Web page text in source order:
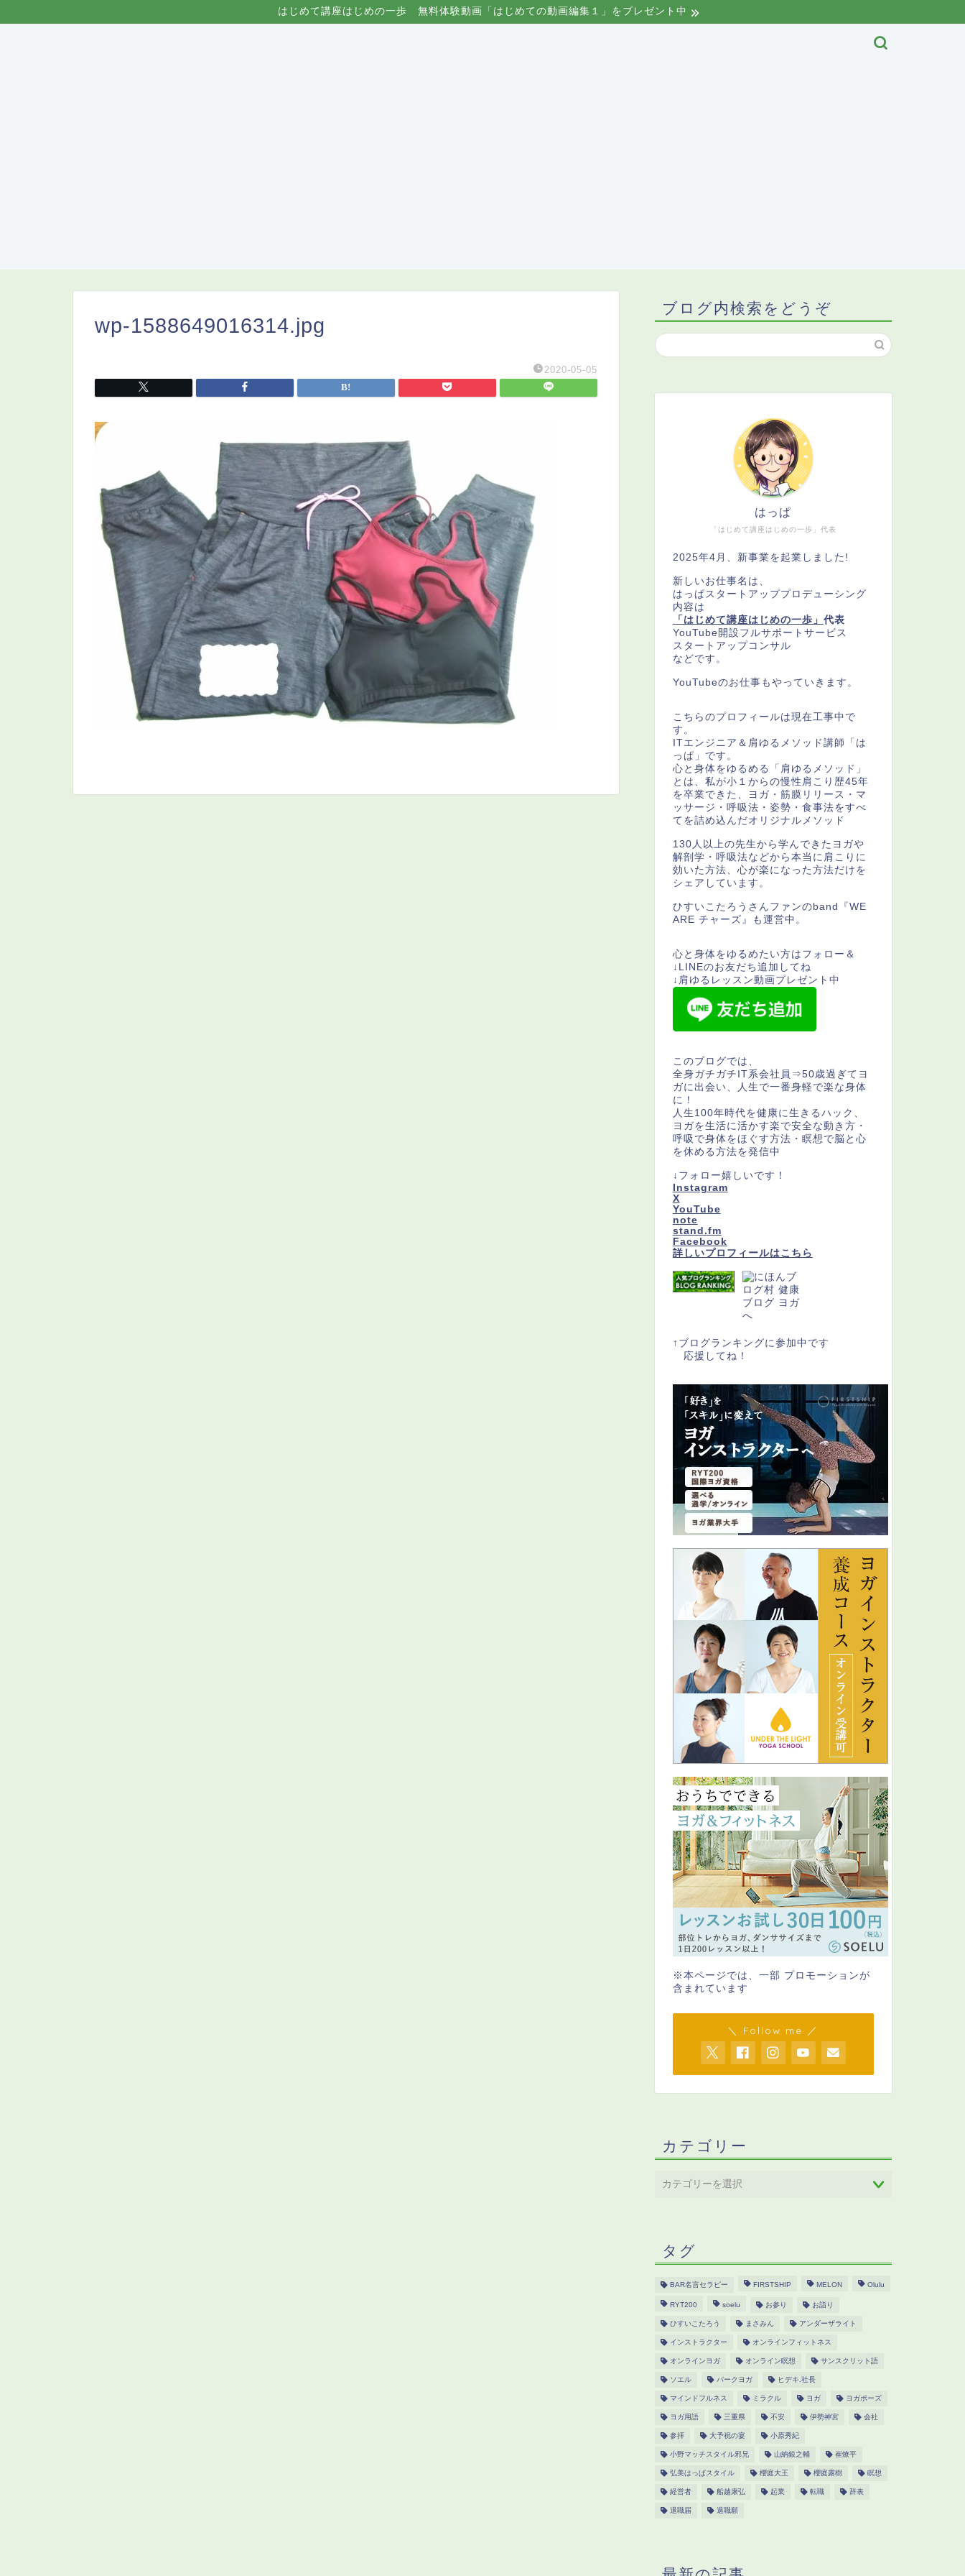
はじめて講座はじめの一歩 無料体験動画「はじめての動画編集１」をプレゼント中
wp-1588649016314.jpg
2020-05-05
ブログ内検索をどうぞ
「はじめて講座はじめの一歩」代表
はっぱ
2025年4月、新事業を起業しました!
新しいお仕事名は、
はっぱスタートアッププロデューシング
内容は
「はじめて講座はじめの一歩」 代表
YouTube開設フルサポートサービス
スタートアップコンサル
などです。
YouTubeのお仕事もやっていきます。
こちらのプロフィールは現在工事中で
す。
ITエンジニア＆肩ゆるメソッド講師「は
っぱ」です。
心と身体をゆるめる「肩ゆるメソッド」
とは、私が小１からの慢性肩こり歴45年
を卒業できた、ヨガ・筋膜リリース・マ
ッサージ・呼吸法・姿勢・食事法をすべ
てを詰め込んだオリジナルメソッド
130人以上の先生から学んできたヨガや
解剖学・呼吸法などから本当に肩こりに
効いた方法、心が楽になった方法だけを
シェアしています。
ひすいこたろうさんファンのband『WE
ARE チャーズ』も運営中。
心と身体をゆるめたい方はフォロー＆
↓LINEのお友だち追加してね
↓肩ゆるレッスン動画プレゼント中
このブログでは、
全身ガチガチIT系会社員⇒50歳過ぎてヨ
ガに出会い、人生で一番身軽で楽な身体
に！
人生100年時代を健康に生きるハック、
ヨガを生活に活かす楽で安全な動き方・
呼吸で身体をほぐす方法・瞑想で脳と心
を休める方法を発信中
↓フォロー嬉しいです！
Instagram
X
YouTube
note
stand.fm
Facebook
詳しいプロフィールはこちら
↑ブログランキングに参加中です
応援してね！
※本ページでは、一部 プロモーションが
含まれています
＼ Follow me ／
カテゴリー
タグ
BAR名言セラピー FIRSTSHIP MELON Olulu
RYT200 soelu お参り お詣り
ひすいこたろう まさみん アンダーザライト
インストラクター オンラインフィットネス
オンラインヨガ オンライン瞑想 サンスクリット語
ソエル パークヨガ ヒデキ.社長
マインドフルネス ミラクル ヨガ ヨガポーズ
ヨガ用語 三重県 不安 伊勢神宮 会社
参拝 大予祝の宴 小原秀紀
小野マッチスタイル邪兄 山納銀之輔 崔燎平
弘美はっぱスタイル 櫻庭大王 櫻庭露樹 瞑想
経営者 船越康弘 起業 転職 辞表
退職届 退職願